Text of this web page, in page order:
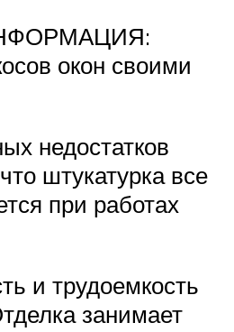
окон своими
недостатков
штукатурка все
при работах
и трудоемкость
занимает